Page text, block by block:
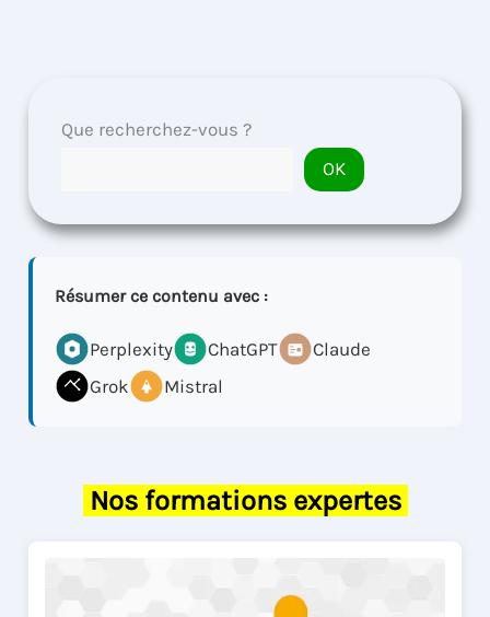
Que recherchez-vous ?
OK
Résumer ce contenu avec :
Perplexity ChatGPT
Claude
Grok
Mistral
Nos formations expertes